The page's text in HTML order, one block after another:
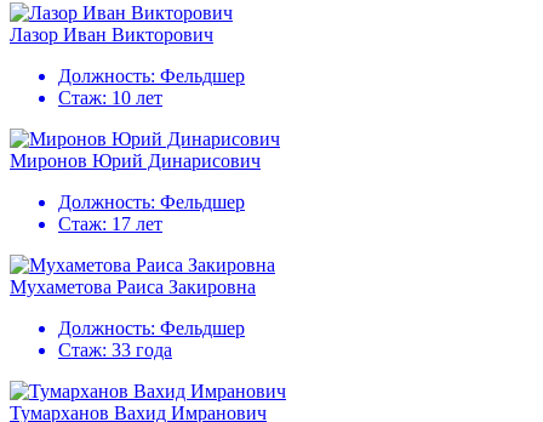
Лазор Иван Викторович
Должность: Фельдшер
Стаж: 10 лет
Миронов Юрий Динарисович
Должность: Фельдшер
Стаж: 17 лет
Мухаметова Раиса Закировна
Должность: Фельдшер
Стаж: 33 года
Тумарханов Вахид Имранович